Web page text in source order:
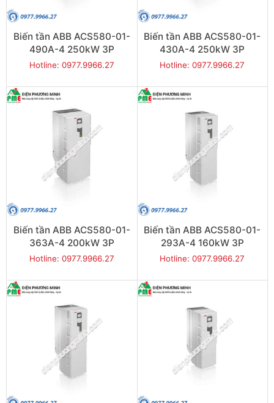
Biến tần ABB ACS580-01-
490A-4 250kW 3P
Hotline: 0977.9966.27
Biến tần ABB ACS580-01-
430A-4 250kW 3P
Hotline: 0977.9966.27
Biến tần ABB ACS580-01-
363A-4 200kW 3P
Hotline: 0977.9966.27
Biến tần ABB ACS580-01-
293A-4 160kW 3P
Hotline: 0977.9966.27